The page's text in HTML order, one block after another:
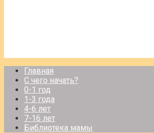
Главная
С чего начать?
0-1 год
1-3 года
4-6 лет
7-16 лет
Библиотека мамы